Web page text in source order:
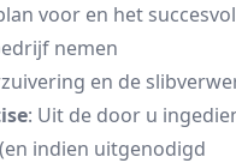
voor en het
nemen
en de
: Uit de door u
indien uitgenodigd